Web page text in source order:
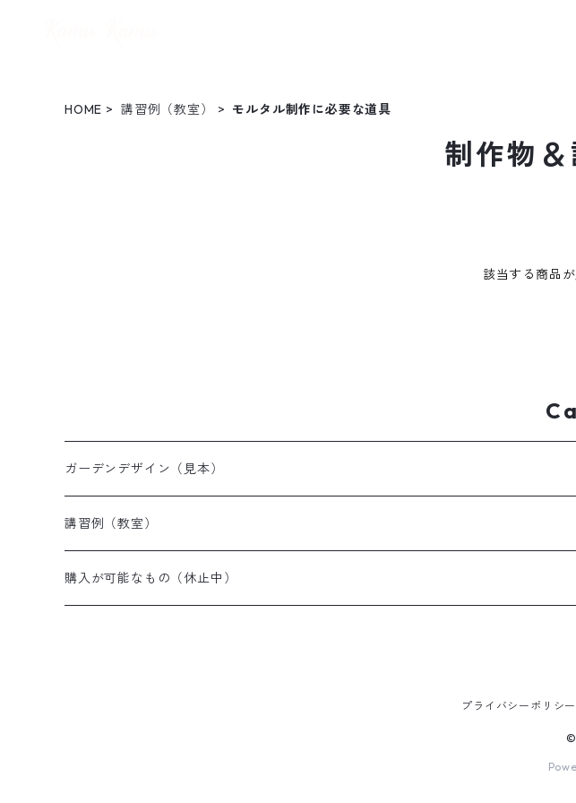
HOME 講習例（教室） モルタル制作に必要な道具
制作物
該当する商品
ガーデンデザイン（見本）
講習例（教室）
モルタルアート
購入が可能なもの（休止中）
プライバシーポリシー
©